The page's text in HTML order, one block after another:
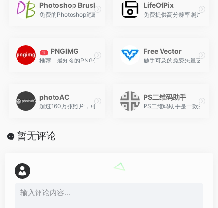
Photoshop Brushes
免费的Photoshop笔刷，收集来自世界各地的艺术家创建的Adobe
LifeOfPix
免费提供高分辨率照片，个
顶 PNGIMG
推荐！最知名的PNG优质素材库。透明的、感动的
Free Vector
触手可及的免费矢量艺术世
photoAC
超过160万张照片，可用于个人和商业的高质量图像，并且所有的
PS二维码助手
PS二维码助手是一款由设
暂无评论